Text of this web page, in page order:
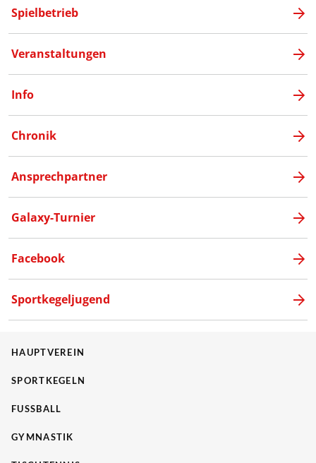
Spielbetrieb
Veranstaltungen
Info
Chronik
Ansprechpartner
Galaxy-Turnier
Facebook
Sportkegeljugend
HAUPTVEREIN
SPORTKEGELN
FUSSBALL
GYMNASTIK